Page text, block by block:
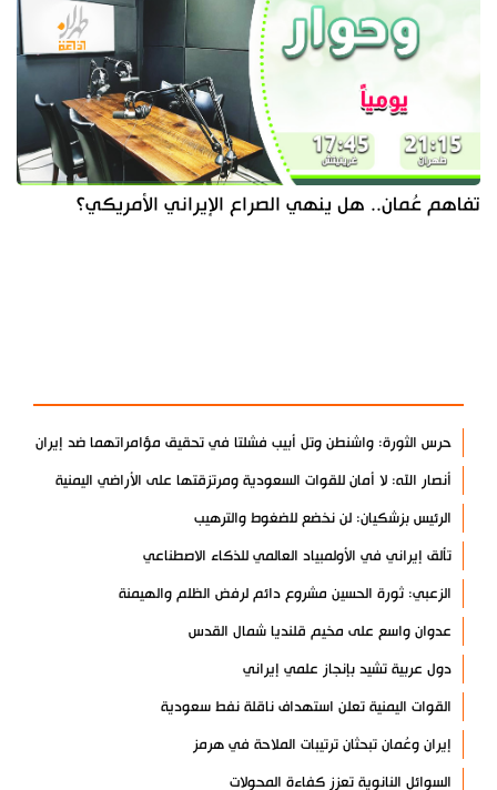
تفاهم عُمان.. هل ينهي الصراع الإيراني الأمريكي؟
حرس الثورة: واشنطن وتل أبيب فشلتا في تحقيق مؤامراتهما ضد إيران
أنصار الله: لا أمان للقوات السعودية ومرتزقتها على الأراضي اليمنية
الرئيس بزشكيان: لن نخضع للضغوط والترهيب
تألق إيراني في الأولمبياد العالمي للذكاء الاصطناعي
الزعبي: ثورة الحسين مشروع دائم لرفض الظلم والهيمنة
عدوان واسع على مخيم قلنديا شمال القدس
دول عربية تشيد بإنجاز علمي إيراني
القوات اليمنية تعلن استهداف ناقلة نفط سعودية
إيران وعُمان تبحثان ترتيبات الملاحة في هرمز
السوائل النانوية تعزز كفاءة المحولات